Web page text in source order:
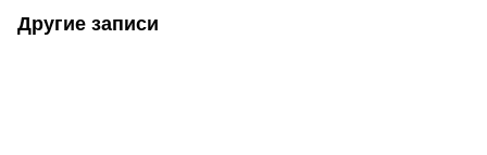
Другие записи